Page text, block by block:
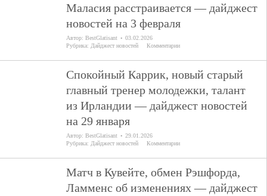
Маласия расстраивается — дайджест
новостей на 3 февраля
Автор:BestGlatisant
03.02.2026
Рубрика: Дайджест новостей Комментарии
Спокойный Каррик, новый старый
главный тренер молодежки, талант
из Ирландии — дайджест новостей
на 29 января
Автор:BestGlatisant
29.01.2026
Рубрика: Дайджест новостей Комментарии
Матч в Кувейте, обмен Рэшфорда,
Ламменс об изменениях — дайджест